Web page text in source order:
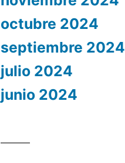
octubre 2024
septiembre 2024
julio 2024
junio 2024